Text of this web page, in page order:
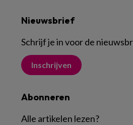
Nieuwsbrief
Schrijf je in voor de
Inschrijven
Abonneren
Alle artikelen lezen?